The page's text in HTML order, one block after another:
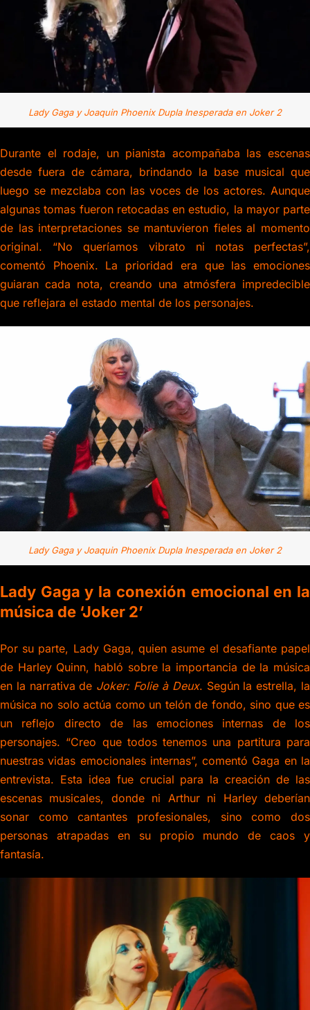
Lady Gaga y Joaquin Phoenix Dupla Inesperada en Joker 2
Durante el rodaje, un pianista acompañaba las escenas
desde fuera de cámara, brindando la base musical que
luego se mezclaba con las voces de los actores. Aunque
algunas tomas fueron retocadas en estudio, la mayor parte
de las interpretaciones se mantuvieron fieles al momento
original. “No queríamos vibrato ni notas perfectas”,
comentó Phoenix. La prioridad era que las emociones
guiaran cada nota, creando una atmósfera impredecible
que reflejara el estado mental de los personajes.
Lady Gaga y Joaquin Phoenix Dupla Inesperada en Joker 2
Lady Gaga y la conexión emocional en la
música de ‘Joker 2’
Por su parte, Lady Gaga, quien asume el desafiante papel
de Harley Quinn, habló sobre la importancia de la música
en la narrativa de Joker: Folie à Deux. Según la estrella, la
música no solo actúa como un telón de fondo, sino que es
un reflejo directo de las emociones internas de los
personajes. “Creo que todos tenemos una partitura para
nuestras vidas emocionales internas”, comentó Gaga en la
entrevista. Esta idea fue crucial para la creación de las
escenas musicales, donde ni Arthur ni Harley deberían
sonar como cantantes profesionales, sino como dos
personas atrapadas en su propio mundo de caos y
fantasía.